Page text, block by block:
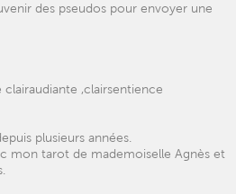
des pseudos pour envoyer une
clairaudiante ,clairsentience
plusieurs années.
mon tarot de mademoiselle Agnès et